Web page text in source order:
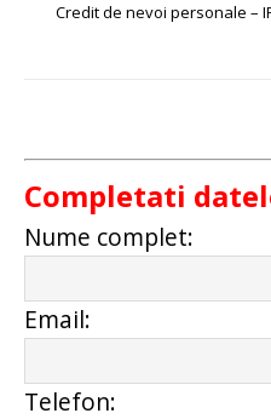
Credit de nevoi personale –
Completati
Nume complet:
Email:
Telefon: